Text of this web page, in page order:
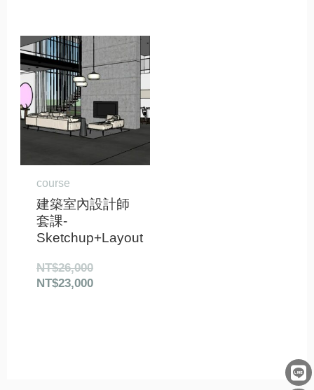
L
i
F
a
E
n
course
建築室內設計師
套課-
Sketchup+Layout
NT$26,000
原
價
NT$26,000。
NT$23,000
目
價
NT$23,000。